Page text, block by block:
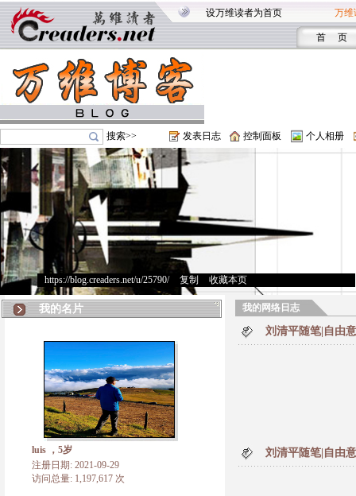
设万维读者为首页 万维
首 页
搜索>> 发表日志 控制面板 个人相册
https://blog.creaders.net/u/25790/> 复制 收藏本页
我的名片
luis ，5岁
注册日期: 2021-09-29
访问总量: 1,197,617 次
我的网络日志
刘清平随笔|自由
刘清平随笔|自由